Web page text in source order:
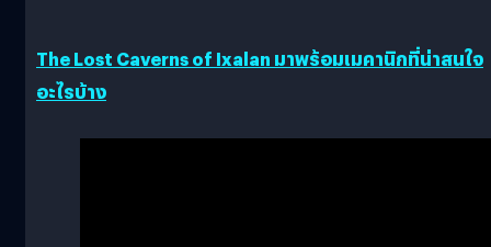
The Lost Caverns of Ixalan มาพร้อมเมคานิกที่น่าสนใจ
อะไรบ้าง